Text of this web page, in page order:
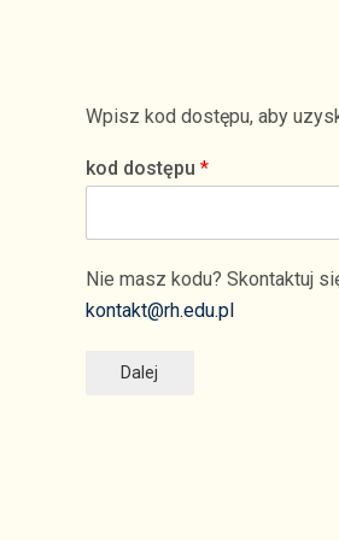
Wpisz kod dostępu, aby
kod dostępu *
Nie masz kodu? Skontaktuj
kontakt@rh.edu.pl
Dalej